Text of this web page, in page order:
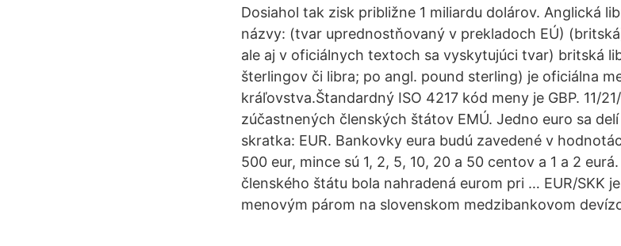
Dosiahol tak zisk približne 1 miliardu dolárov. Anglická
názvy: (tvar uprednostňovaný v prekladoch EÚ)
ale aj v oficiálnych textoch sa vyskytujúci tvar) britská
šterlingov či libra; po angl. pound sterling) je oficiálna
kráľovstva.Štandardný ISO 4217 kód meny je GBP. 11/
zúčastnených členských štátov EMÚ. Jedno euro sa
skratka: EUR. Bankovky eura budú zavedené v
500 eur, mince sú 1, 2, 5, 10, 20 a 50 centov a 1 a 2
členského štátu bola nahradená eurom pri … EUR/SKK
menovým párom na slovenskom medzibankovom